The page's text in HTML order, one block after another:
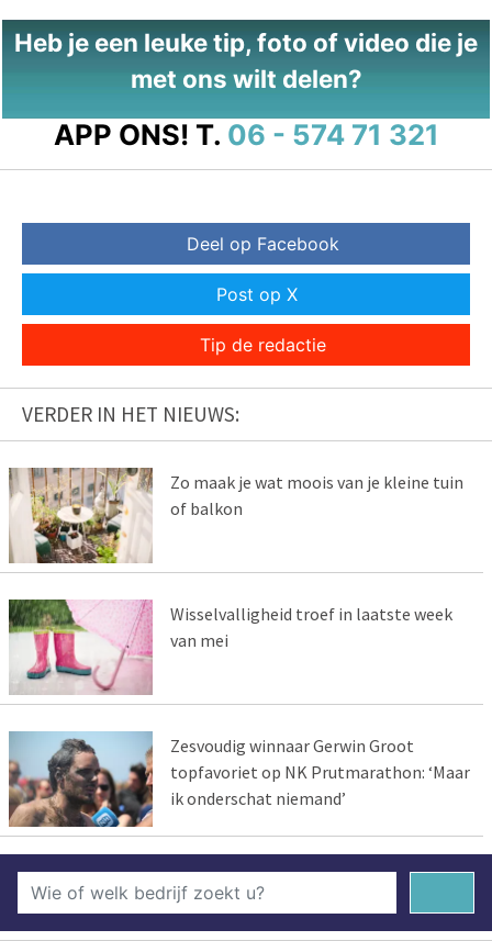
Heb je een leuke tip, foto of video die je
met ons wilt delen?
APP ONS! T. 06 - 574 71 321
Deel op Facebook
Post op X
Tip de redactie
VERDER IN HET NIEUWS:
Zo maak je wat moois van je kleine tuin
of balkon
Wisselvalligheid troef in laatste week
van mei
Zesvoudig winnaar Gerwin Groot
topfavoriet op NK Prutmarathon: ‘Maar
ik onderschat niemand’